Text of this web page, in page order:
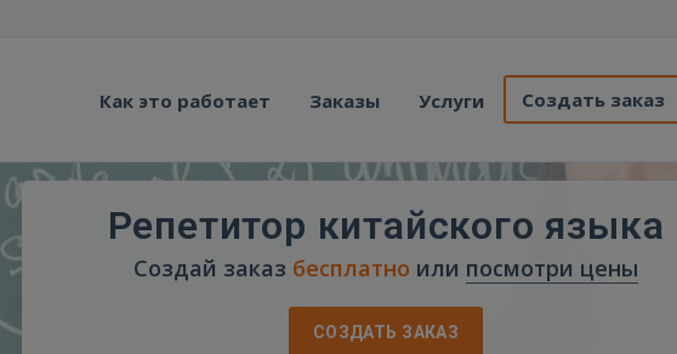
Как это работает Заказы Услуги Создать заказ
Репетитор китайского языка
Создай заказ бесплатно или посмотри цены
СОЗДАТЬ ЗАКАЗ